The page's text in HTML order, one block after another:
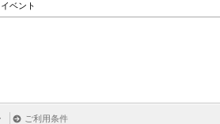
ベント
ご利用条件